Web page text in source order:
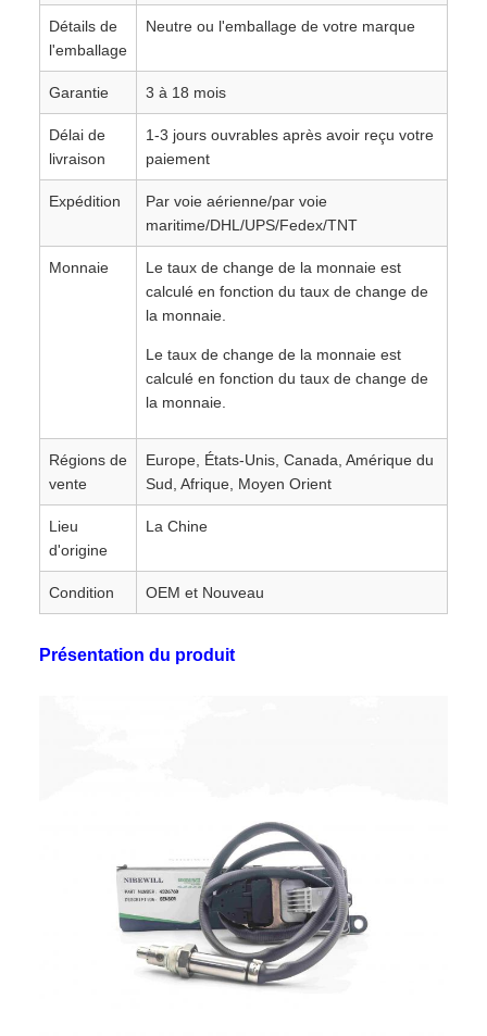
Détails de
l'emballage
Neutre ou l'emballage de votre marque
Garantie 3 à 18 mois
Délai de
livraison
1-3 jours ouvrables après avoir reçu votre
paiement
Expédition
Par voie aérienne/par voie
maritime/DHL/UPS/Fedex/TNT
Monnaie
Le taux de change de la monnaie est
calculé en fonction du taux de change de
la monnaie.
Le taux de change de la monnaie est
calculé en fonction du taux de change de
la monnaie.
Régions de
vente
Europe, États-Unis, Canada, Amérique du
Sud, Afrique, Moyen Orient
Lieu
d'origine
La Chine
Condition OEM et Nouveau
Présentation du produit